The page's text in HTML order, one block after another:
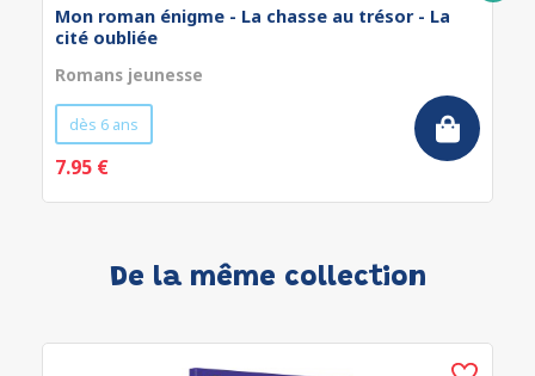
Mon roman énigme - La chasse au trésor - La
cité oubliée
Romans jeunesse
dès 6 ans
7.95 €
De la même collection